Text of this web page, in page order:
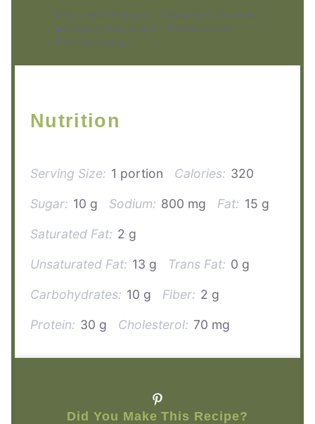
Prep Time: 10 minutes Cook Time: 25 minutes
Category: Plat principal Method: Sauté
Cuisine: Asiatique
Nutrition
Serving Size: 1 portion Calories: 320
Sugar: 10 g Sodium: 800 mg Fat: 15 g
Saturated Fat: 2 g
Unsaturated Fat: 13 g Trans Fat: 0 g
Carbohydrates: 10 g Fiber: 2 g
Protein: 30 g Cholesterol: 70 mg
Did You Make This Recipe?